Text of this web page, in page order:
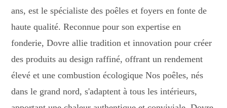
ans, est le spécialiste des poêles et foyers en fonte de
haute qualité. Reconnue pour son expertise en
fonderie, Dovre allie tradition et innovation pour créer
des produits au design raffiné, offrant un rendement
élevé et une combustion écologique Nos poêles, nés
dans le grand nord, s'adaptent à tous les intérieurs,